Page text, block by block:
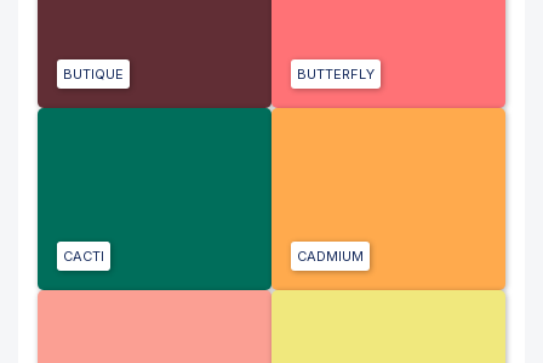
BUTIQUE BUTTERFLY
CACTI CADMIUM